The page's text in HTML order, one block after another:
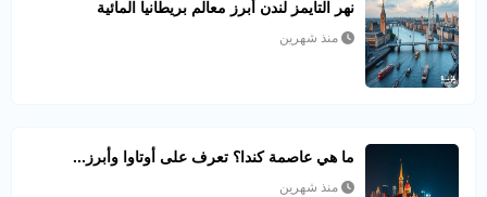
نهر التايمز لندن أبرز معالم بريطانيا المائية
منذ شهرين
ما هي عاصمة كندا؟ تعرف على أوتاوا وأبرز...
منذ شهرين